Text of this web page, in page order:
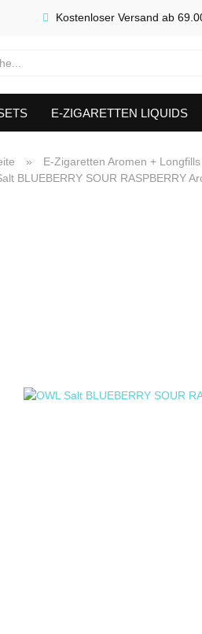
Kostenloser Versand ab
E-ZIGARETTEN LIQUIDS
» E-Zigaretten Aromen + Longfills
BLUEBERRY SOUR RASPBERRY